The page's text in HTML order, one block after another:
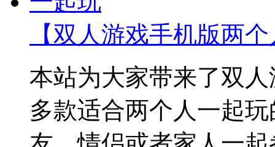
【双人游戏手机版两
本站为大家带来了双
多款适合两个人一起